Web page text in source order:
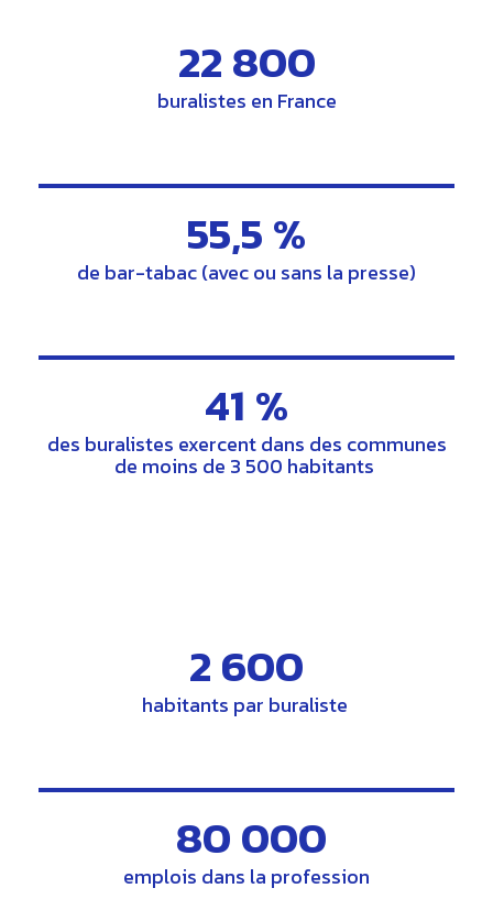
22 800
buralistes en France
55,5 %
de bar-tabac (avec ou sans la presse)
41 %
des buralistes exercent dans des communes
de moins de 3 500 habitants
2 600
habitants par buraliste
80 000
emplois dans la profession